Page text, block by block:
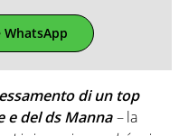
di un top
e del ds Manna–la